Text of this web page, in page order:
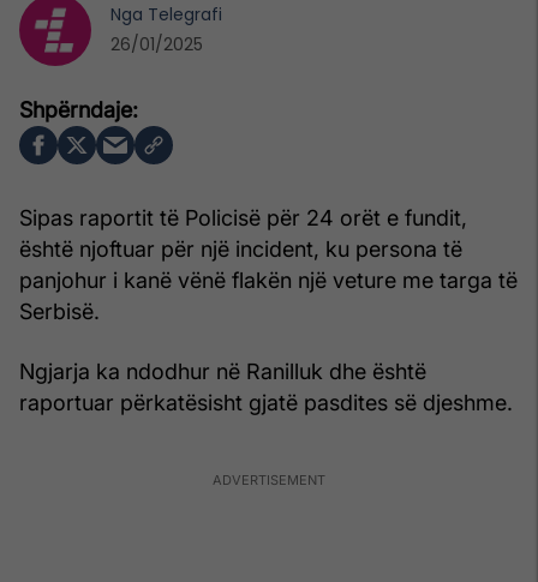
Sipas raportit të Policisë për 24 orët e fundit,
është njoftuar për një incident, ku persona të
panjohur i kanë vënë flakën një veture me targa të
Serbisë.
Ngjarja ka ndodhur në Ranilluk dhe është
raportuar përkatësisht gjatë pasdites së djeshme.
Nga Telegrafi
26/01/2025